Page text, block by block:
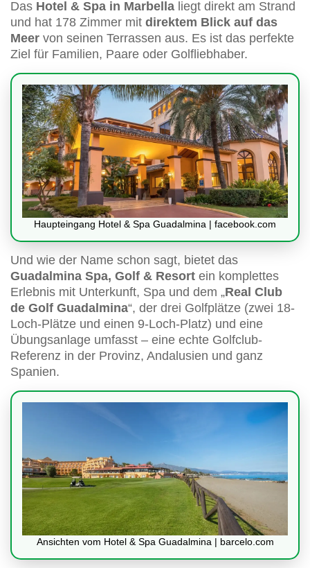
Das Hotel & Spa in Marbella liegt direkt am Strand
und hat 178 Zimmer mit direktem Blick auf das
Meer von seinen Terrassen aus. Es ist das perfekte
Ziel für Familien, Paare oder Golfliebhaber.
Haupteingang Hotel & Spa Guadalmina | facebook.com
Und wie der Name schon sagt, bietet das
Guadalmina Spa, Golf & Resort ein komplettes
Erlebnis mit Unterkunft, Spa und dem „Real Club
de Golf Guadalmina“, der drei Golfplätze (zwei 18-
Loch-Plätze und einen 9-Loch-Platz) und eine
Übungsanlage umfasst – eine echte Golfclub-
Referenz in der Provinz, Andalusien und ganz
Spanien.
Ansichten vom Hotel & Spa Guadalmina | barcelo.com